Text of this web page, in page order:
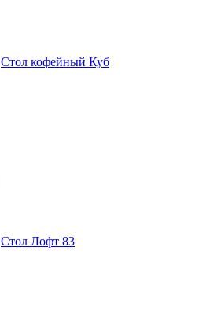
Стол кофейный Куб
Стол Лофт 83